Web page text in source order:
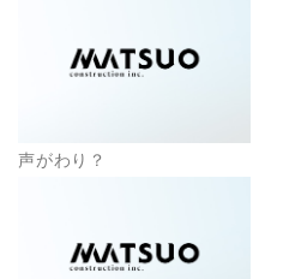
声がわり？